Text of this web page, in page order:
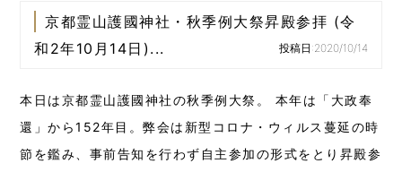
京都霊山護國神社・秋季例大祭昇殿参拝 (令
和2年10月14日)...
投稿日:2020/10/14
本日は京都霊山護國神社の秋季例大祭。 本年は「大政奉
還」から152年目。弊会は新型コロナ・ウィルス蔓延の時
節を鑑み、事前告知を行わず自主参加の形式をとり昇殿参